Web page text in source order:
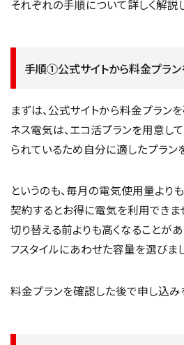
それぞれの手順について詳しく解説
手順①公式サイトから料金プラ
まずは、公式サイトから料金プラン
ネス電気は、エコ活プランを用意し
られているため自分に適したプラン
というのも、毎月の電気使用量より
契約するとお得に電気を利用できま
切り替える前よりも高くなることが
フスタイルにあわせた容量を選びまし
料金プランを確認した後で申し込み